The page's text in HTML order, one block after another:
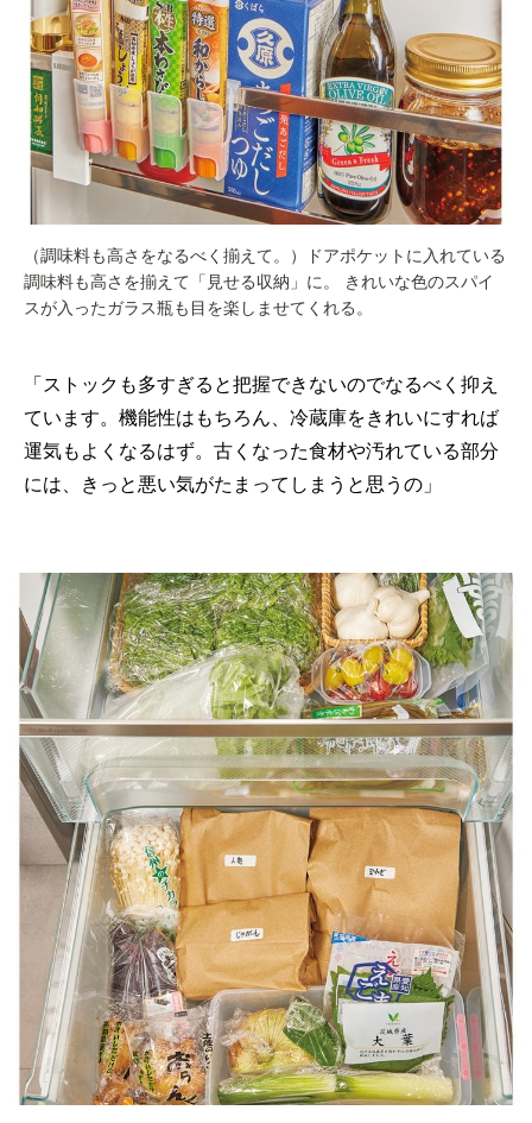
（調味料も高さをなるべく揃えて。）ドアポケットに入れている
調味料も高さを揃えて「見せる収納」に。 きれいな色のスパイ
スが入ったガラス瓶も目を楽しませてくれる。
「ストックも多すぎると把握できないのでなるべく抑え
ています。機能性はもちろん、冷蔵庫をきれいにすれば
運気もよくなるはず。古くなった食材や汚れている部分
には、きっと悪い気がたまってしまうと思うの」